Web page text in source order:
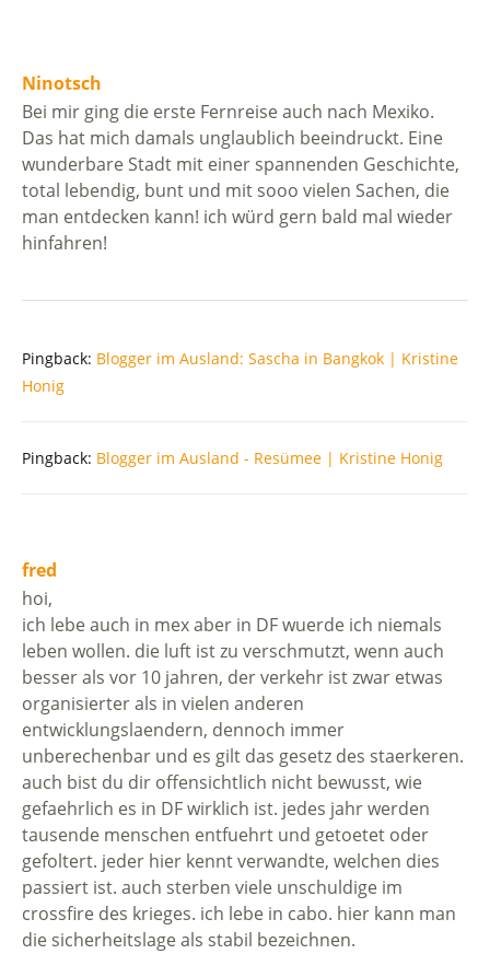
Ninotsch
Bei mir ging die erste Fernreise auch nach Mexiko.
Das hat mich damals unglaublich beeindruckt. Eine
wunderbare Stadt mit einer spannenden Geschichte,
total lebendig, bunt und mit sooo vielen Sachen, die
man entdecken kann! ich würd gern bald mal wieder
hinfahren!
Pingback: Blogger im Ausland: Sascha in Bangkok | Kristine
Honig
Pingback: Blogger im Ausland - Resümee | Kristine Honig
fred
hoi,
ich lebe auch in mex aber in DF wuerde ich niemals
leben wollen. die luft ist zu verschmutzt, wenn auch
besser als vor 10 jahren, der verkehr ist zwar etwas
organisierter als in vielen anderen
entwicklungslaendern, dennoch immer
unberechenbar und es gilt das gesetz des staerkeren.
auch bist du dir offensichtlich nicht bewusst, wie
gefaehrlich es in DF wirklich ist. jedes jahr werden
tausende menschen entfuehrt und getoetet oder
gefoltert. jeder hier kennt verwandte, welchen dies
passiert ist. auch sterben viele unschuldige im
crossfire des krieges. ich lebe in cabo. hier kann man
die sicherheitslage als stabil bezeichnen.